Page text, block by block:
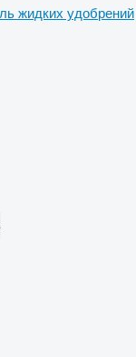
жидких удобрений